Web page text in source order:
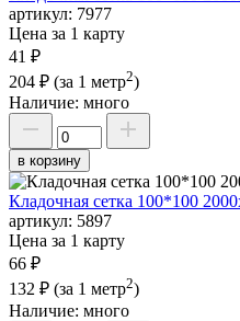
артикул: 7977
Цена за 1 карту
41 ₽
204 ₽ (за 1 метр2)
Наличие: много
в корзину
Кладочная сетка 100*100
артикул: 5897
Цена за 1 карту
66 ₽
132 ₽ (за 1 метр2)
Наличие: много